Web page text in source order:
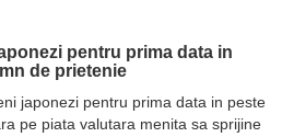
pentru prima data in
de prietenie
japonezi pentru prima data in peste
pe piata valutara menita sa sprijine